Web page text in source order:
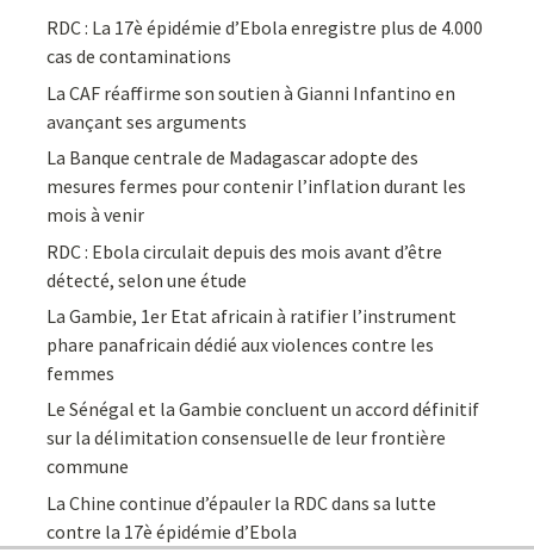
RDC : La 17è épidémie d’Ebola enregistre plus de 4.000
cas de contaminations
La CAF réaffirme son soutien à Gianni Infantino en
avançant ses arguments
La Banque centrale de Madagascar adopte des
mesures fermes pour contenir l’inflation durant les
mois à venir
RDC : Ebola circulait depuis des mois avant d’être
détecté, selon une étude
La Gambie, 1er Etat africain à ratifier l’instrument
phare panafricain dédié aux violences contre les
femmes
Le Sénégal et la Gambie concluent un accord définitif
sur la délimitation consensuelle de leur frontière
commune
La Chine continue d’épauler la RDC dans sa lutte
contre la 17è épidémie d’Ebola